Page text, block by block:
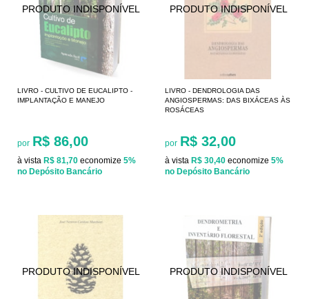
LIVRO - CULTIVO DE EUCALIPTO -
IMPLANTAÇÃO E MANEJO
por R$ 86,00
à vista R$ 81,70 economize 5%
no Depósito Bancário
LIVRO - DENDROLOGIA DAS
ANGIOSPERMAS: DAS BIXÁCEAS ÀS
ROSÁCEAS
por R$ 32,00
à vista R$ 30,40 economize 5%
no Depósito Bancário